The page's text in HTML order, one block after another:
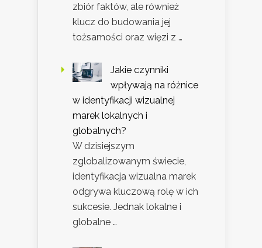
zbiór faktów, ale również
klucz do budowania jej
tożsamości oraz więzi z …
Jakie czynniki
wpływają na różnice
w identyfikacji wizualnej
marek lokalnych i
globalnych?
W dzisiejszym
zglobalizowanym świecie,
identyfikacja wizualna marek
odgrywa kluczową rolę w ich
sukcesie. Jednak lokalne i
globalne …